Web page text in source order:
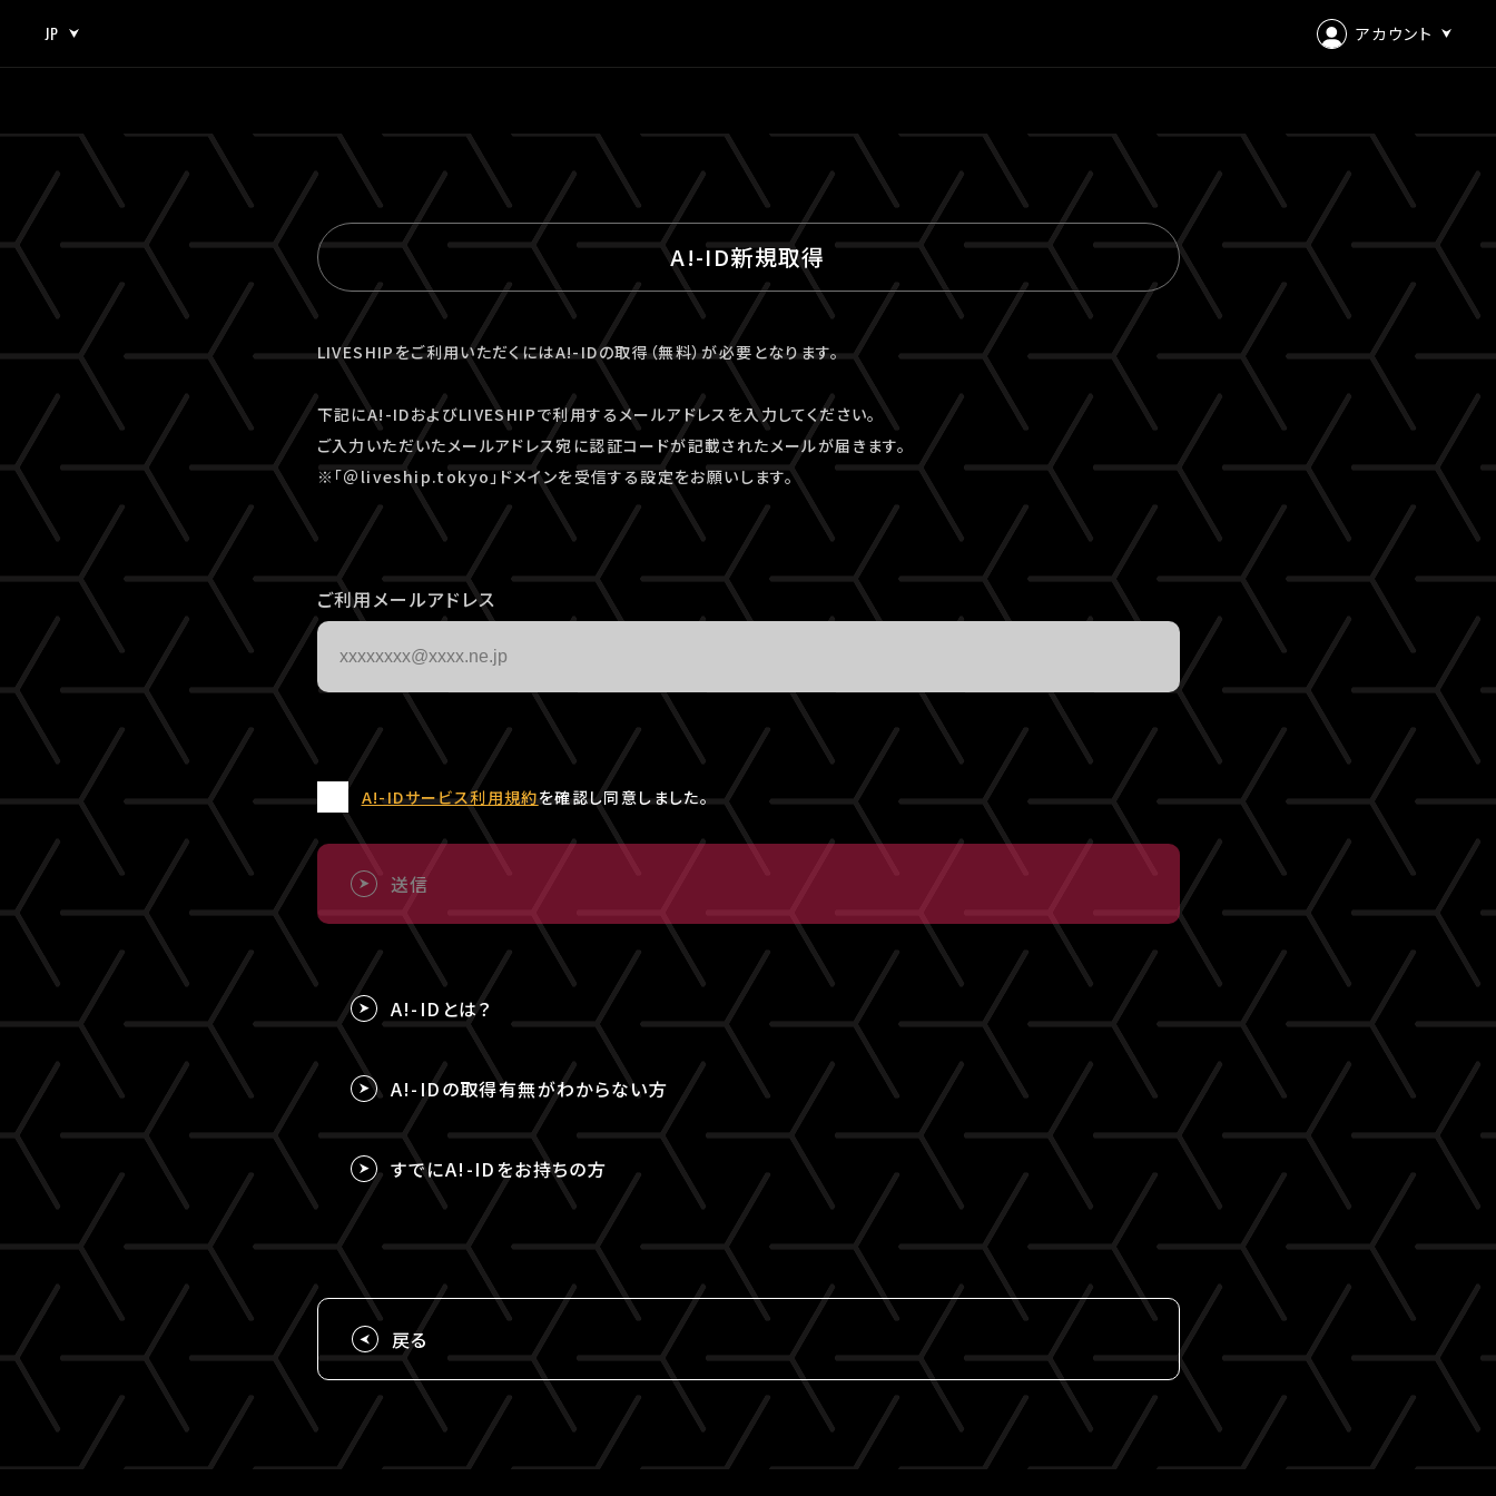
JP アカウント
EN
会員登録
A!-ID新規取得
LIVESHIPをご利用いただくにはA!-IDの取得（無料）が必要となります。
下記にA!-IDおよびLIVESHIPで利用するメールアドレスを入力してください。
ご入力いただいたメールアドレス宛に認証コードが記載されたメールが届きます。
※「＠liveship.tokyo」ドメインを受信する設定をお願いします。
ご利用メールアドレス
A!-IDサービス利用規約を確認し同意しました。
送信
A!-IDとは？
A!-IDの取得有無がわからない方
すでにA!-IDをお持ちの方
戻る